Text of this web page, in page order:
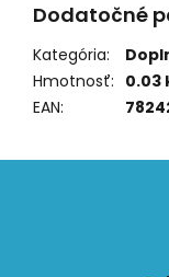
Dodatočné
Kategória:
Hmotnosť: 0.03
EAN: